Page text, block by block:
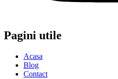
Pagini utile
Acasa
Blog
Contact